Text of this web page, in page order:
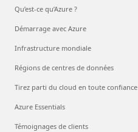
Qu’est-ce qu’Azure ?
Démarrage avec Azure
Infrastructure mondiale
Régions de centres de données
Tirez parti du cloud en toute confiance
Azure Essentials
Témoignages de clients